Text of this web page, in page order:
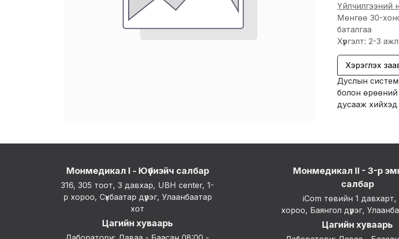
Үйлчилгээний
Мөнгөө 30-
баталгаа
Хүргэлт: 2-3
Хэрэглэх
Дуслын
болон өрөөний
дусааж хийхэд
Монмедикал II - 3-р
салбар
iCom төвийн 1 давхарт,
хороо, Баянгол дүүрэг,
Цагийн хуваарь
Монмедикал I - Юүбиэйч салбар
316, 305 тоот, 3 давхар, UBH center, 1-
р хороо, Сүхбаатар дүүрэг, Улаанбаатар
хот
Цагийн хуваарь